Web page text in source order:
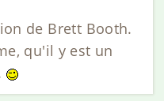
de Brett Booth.
qu'il y est un